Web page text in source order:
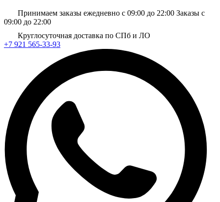
Принимаем заказы ежедневно с 09:00 до 22:00 Заказы с
09:00 до 22:00
Круглосуточная доставка по СПб и ЛО
+7 921 565-33-93